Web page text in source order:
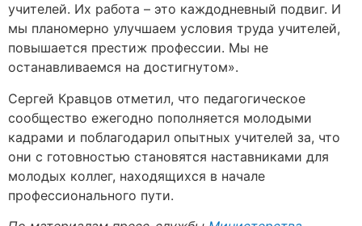
учителей. Их работа – это каждодневный подвиг. И
мы планомерно улучшаем условия труда учителей,
повышается престиж профессии. Мы не
останавливаемся на достигнутом».
Сергей Кравцов отметил, что педагогическое
сообщество ежегодно пополняется молодыми
кадрами и поблагодарил опытных учителей за, что
они с готовностью становятся наставниками для
молодых коллег, находящихся в начале
профессионального пути.